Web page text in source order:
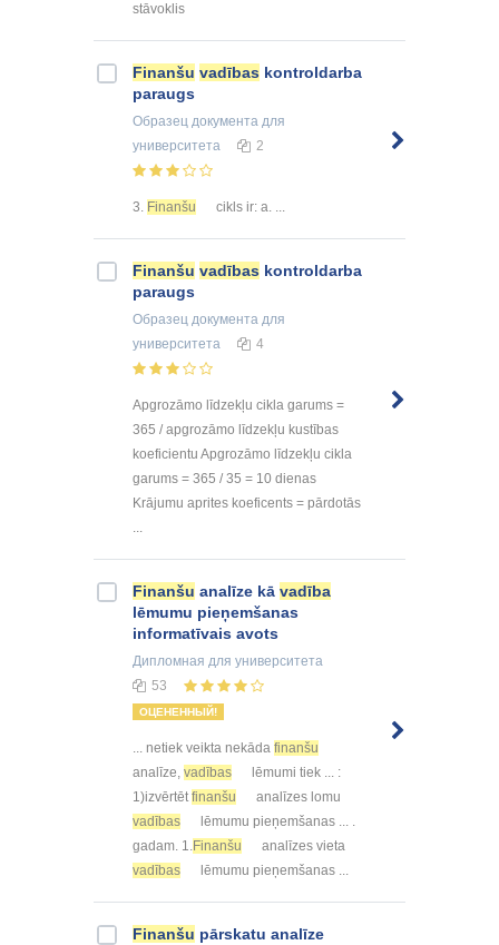
stāvoklis
Finanšu vadības kontroldarba
paraugs
Образец документа для
университета
2
3. Finanšu cikls ir: a. ...
Finanšu vadības kontroldarba
paraugs
Образец документа для
университета
4
Apgrozāmo līdzekļu cikla garums =
365 / apgrozāmo līdzekļu kustības
koeficientu Apgrozāmo līdzekļu cikla
garums = 365 / 35 = 10 dienas
Krājumu aprites koeficents = pārdotās
...
Finanšu analīze kā vadība
lēmumu pieņemšanas
informatīvais avots
Дипломная для университета
53
ОЦЕНЕННЫЙ!
... netiek veikta nekāda finanšu
analīze, vadības
lēmumi tiek ... :
1)izvērtētfinanšu
analīzes lomu
vadības
lēmumu pieņemšanas ... .
gadam. 1.Finanšu
analīzes vieta
vadības
lēmumu pieņemšanas ...
Finanšu pārskatu analīze